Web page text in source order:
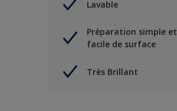
Lavable
Préparation simple et
facile de surface
Très Brillant